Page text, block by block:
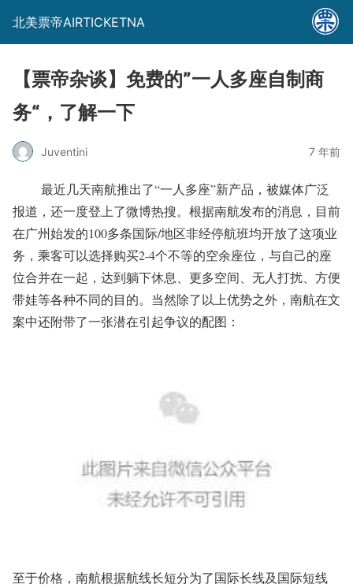
北美票帝AIRTICKETNA
【票帝杂谈】免费的”一人多座自制商
务“，了解一下
Juventini 7 年前
​ 最近几天南航推出了“一人多座”新产品，被媒体广泛
报道，还一度登上了微博热搜。根据南航发布的消息，目前
在广州始发的100多条国际/地区非经停航班均开放了这项业
务，乘客可以选择购买2-4个不等的空余座位，与自己的座
位合并在一起，达到躺下休息、更多空间、无人打扰、方便
带娃等各种不同的目的。当然除了以上优势之外，南航在文
案中还附带了一张潜在引起争议的配图：
至于价格，南航根据航线长短分为了国际长线及国际短线